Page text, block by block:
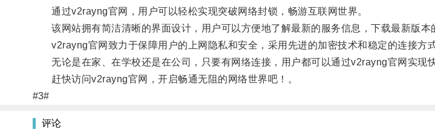
通过v2rayng官网，用户可以轻松实现突破网络封锁，畅游互联网世界。
该网站拥有简洁清晰的界面设计，用户可以方便地了解最新的服务信息，下载最新版本
v2rayng官网致力于保障用户的上网隐私和安全，采用先进的加密技术和稳定的连接方
无论是在家、在学校还是在公司，只要有网络连接，用户都可以通过v2rayng官网实现快
赶快访问v2rayng官网，开启畅通无阻的网络世界吧！。
#3#
评论